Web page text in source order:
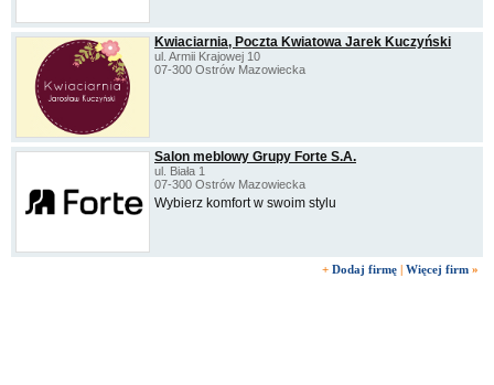
Kwiaciarnia, Poczta Kwiatowa Jarek Kuczyński
ul. Armii Krajowej 10
07-300 Ostrów Mazowiecka
Salon meblowy Grupy Forte S.A.
ul. Biała 1
07-300 Ostrów Mazowiecka
Wybierz komfort w swoim stylu
+ Dodaj firmę | Więcej firm »